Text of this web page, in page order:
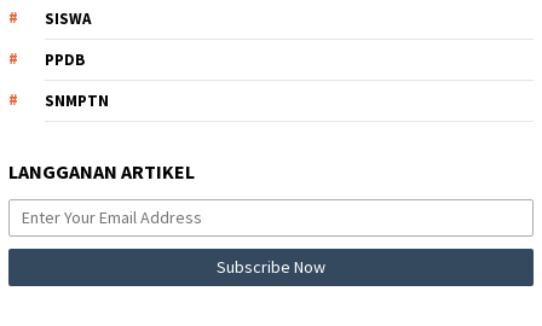
SISWA
PPDB
SNMPTN
LANGGANAN ARTIKEL